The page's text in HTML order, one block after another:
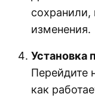
сохранили,
изменения.
Установка
Перейдите
как